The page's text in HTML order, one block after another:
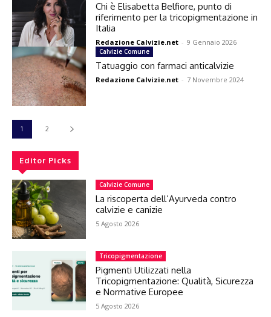
Chi è Elisabetta Belfiore, punto di
riferimento per la tricopigmentazione in
Italia
Redazione Calvizie.net - 9 Gennaio 2026
Calvizie Comune
Tatuaggio con farmaci anticalvizie
Redazione Calvizie.net - 7 Novembre 2024
1 2
Editor Picks
Calvizie Comune
La riscoperta dell’Ayurveda contro
calvizie e canizie
5 Agosto 2026
Tricopigmentazione
Pigmenti Utilizzati nella
Tricopigmentazione: Qualità, Sicurezza
e Normative Europee
5 Agosto 2026